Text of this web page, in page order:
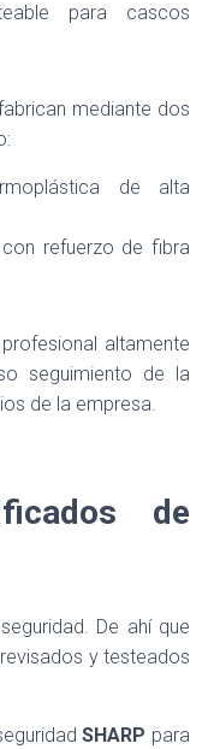
para cascos
mediante dos
de alta
refuerzo de fibra
altamente
seguimiento de la
de la empresa.
de
De ahí que
y testeados
SHARP para